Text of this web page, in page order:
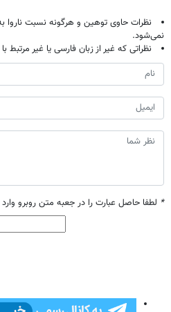
نظرات حاوی توهین و هرگونه نسبت
نمی‌شود.
نظراتی که غیر از زبان فارسی یا غیر
* لطفا حاصل عبارت را در جعبه متن روبرو وارد